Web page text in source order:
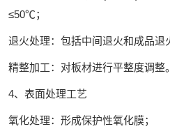
≤50℃；
退火处理：包括中间退火和成品退
精整加工：对板材进行平整度调整。
4、表面处理工艺‌
氧化处理：形成保护性氧化膜；